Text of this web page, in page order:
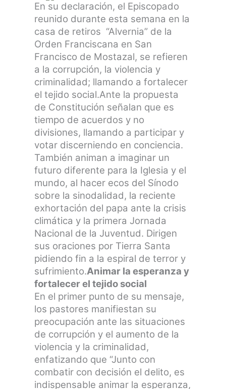
En su declaración, el Episcopado
reunido durante esta semana en la
casa de retiros “Alvernia” de la
Orden Franciscana en San
Francisco de Mostazal, se refieren
a la corrupción, la violencia y
criminalidad; llamando a fortalecer
el tejido social.Ante la propuesta
de Constitución señalan que es
tiempo de acuerdos y no
divisiones, llamando a participar y
votar discerniendo en conciencia.
También animan a imaginar un
futuro diferente para la Iglesia y el
mundo, al hacer ecos del Sínodo
sobre la sinodalidad, la reciente
exhortación del papa ante la crisis
climática y la primera Jornada
Nacional de la Juventud. Dirigen
sus oraciones por Tierra Santa
pidiendo fin a la espiral de terror y
sufrimiento.Animar la esperanza y
fortalecer el tejido social
En el primer punto de su mensaje,
los pastores manifiestan su
preocupación ante las situaciones
de corrupción y el aumento de la
violencia y la criminalidad,
enfatizando que “Junto con
combatir con decisión el delito, es
indispensable animar la esperanza,